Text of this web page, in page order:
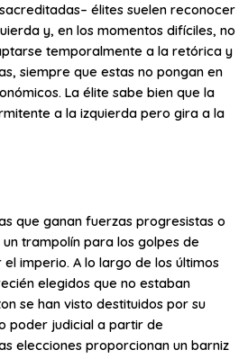
élites suelen reconocer
y, en los momentos difíciles, no
temporalmente a la retórica y
siempre que estas no pongan en
La élite sabe bien que la
a la izquierda pero gira a la
que ganan fuerzas progresistas o
trampolín para los golpes de
imperio. A lo largo de los últimos
elegidos que no estaban
se han visto destituidos por su
poder judicial a partir de
elecciones proporcionan un barniz